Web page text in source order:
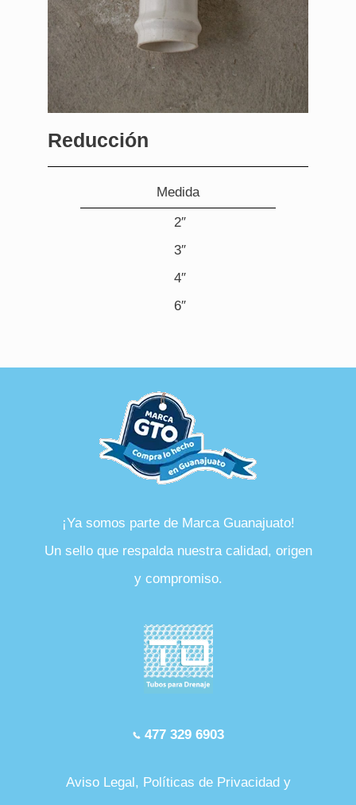
Reducción
Medida
2″
3″
4″
6″
¡Ya somos parte de Marca Guanajuato!
Un sello que respalda nuestra calidad, origen
y compromiso.
477 329 6903
Aviso Legal, Políticas de Privacidad y